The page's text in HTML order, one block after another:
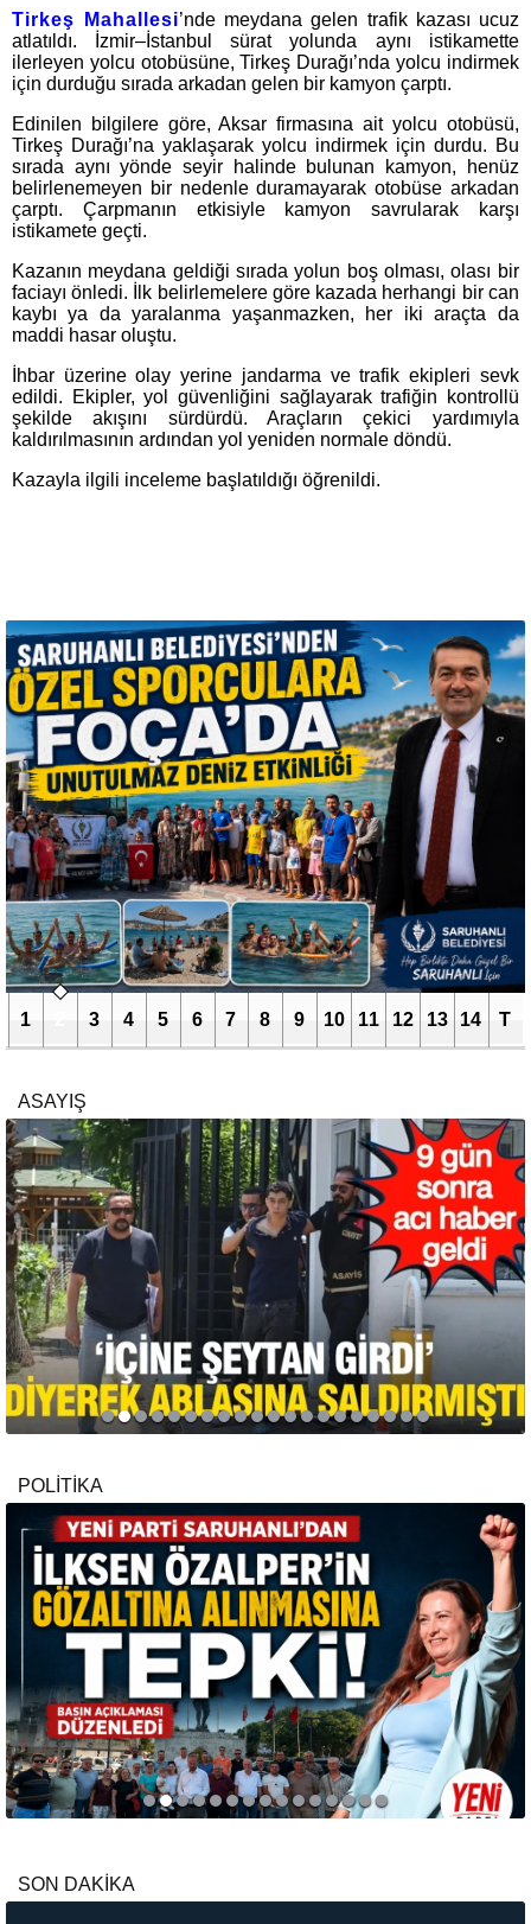
Tirkeş Mahallesi’nde meydana gelen trafik kazası ucuz
atlatıldı. İzmir–İstanbul sürat yolunda aynı istikamette
ilerleyen yolcu otobüsüne, Tirkeş Durağı’nda yolcu indirmek
için durduğu sırada arkadan gelen bir kamyon çarptı.
Edinilen bilgilere göre, Aksar firmasına ait yolcu otobüsü,
Tirkeş Durağı’na yaklaşarak yolcu indirmek için durdu. Bu
sırada aynı yönde seyir halinde bulunan kamyon, henüz
belirlenemeyen bir nedenle duramayarak otobüse arkadan
çarptı. Çarpmanın etkisiyle kamyon savrularak karşı
istikamete geçti.
Kazanın meydana geldiği sırada yolun boş olması, olası bir
faciayı önledi. İlk belirlemelere göre kazada herhangi bir can
kaybı ya da yaralanma yaşanmazken, her iki araçta da
maddi hasar oluştu.
İhbar üzerine olay yerine jandarma ve trafik ekipleri sevk
edildi. Ekipler, yol güvenliğini sağlayarak trafiğin kontrollü
şekilde akışını sürdürdü. Araçların çekici yardımıyla
kaldırılmasının ardından yol yeniden normale döndü.
Kazayla ilgili inceleme başlatıldığı öğrenildi.
1 3 4 5 6 7 8 9 10 11 12 13 14 T
ASAYIŞ
POLİTİKA
SON DAKİKA